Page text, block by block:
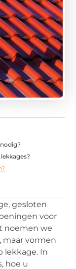
gesloten
voor
noemen we
maar vormen
lekkage. In
hoe u